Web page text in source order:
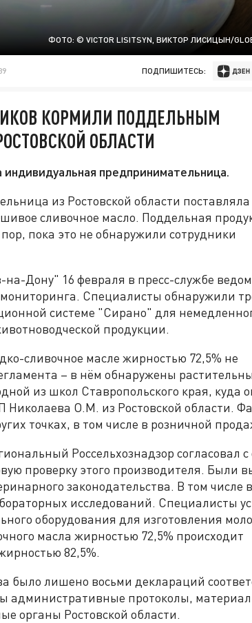
ФОТО: © VICTOR LISITSYN, ВИКТОР ЛИСИЦЫН/
ПОДПИШИТЕСЬ:
КОРМИЛИ ПОДДЕЛЬНЫМ
ОБЛАСТИ
предпринимательница.
из Ростовской области поставляла
сливочное масло. Поддельная
пока это не обнаружили сотрудники
Дону" 16 февраля в пресс-службе
Специалисты обнаружили
системе "Сирано" для
продукции.
сливочное масле жирностью 72,5% не
– в нём обнаружены
из школ Ставропольского края, куда
Николаева О.М. из Ростовской области.
точках, в том числе в розничной
Россельхознадзор согласовал с
проверку этого производителя. Были
законодательства. В том числе
исследований. Специалисты
оборудования для изготовления
масла жирностью 72,5% происходит
82,5%.
было лишено восьми деклараций
административные протоколы,
органы Ростовской области.